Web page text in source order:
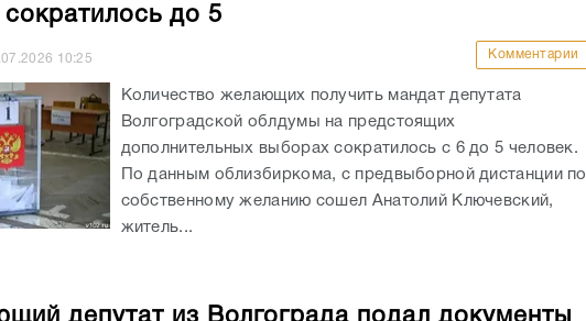
до 5
10:25 Комментарии
Количество желающих получить мандат депутата
Волгоградской облдумы на предстоящих
дополнительных выборах сократилось с 6 до 5 человек.
По данным облизбиркома, с предвыборной дистанции по
собственному желанию сошел Анатолий Ключевский,
житель...